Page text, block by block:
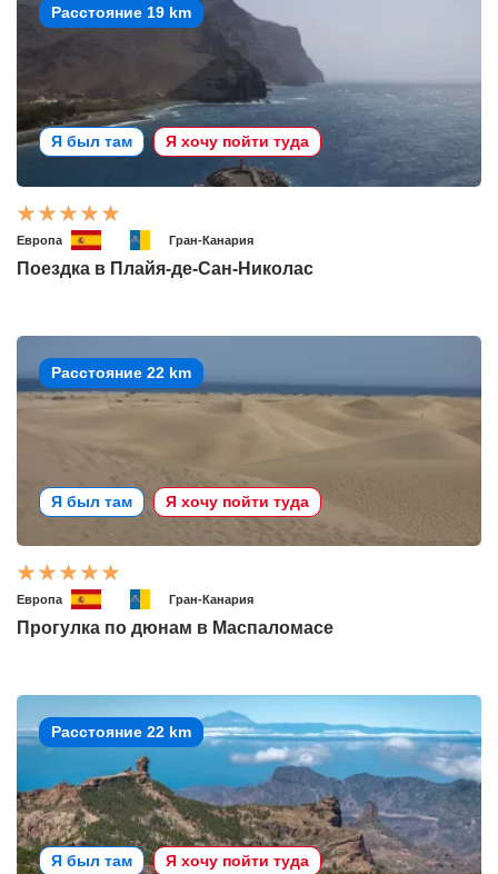
Расстояние 19 km
Я был там Я хочу пойти туда
Европа Гран-Канария
Поездка в Плайя-де-Сан-Николас
Расстояние 22 km
Я был там Я хочу пойти туда
Европа Гран-Канария
Прогулка по дюнам в Маспаломасе
Расстояние 22 km
Я был там Я хочу пойти туда